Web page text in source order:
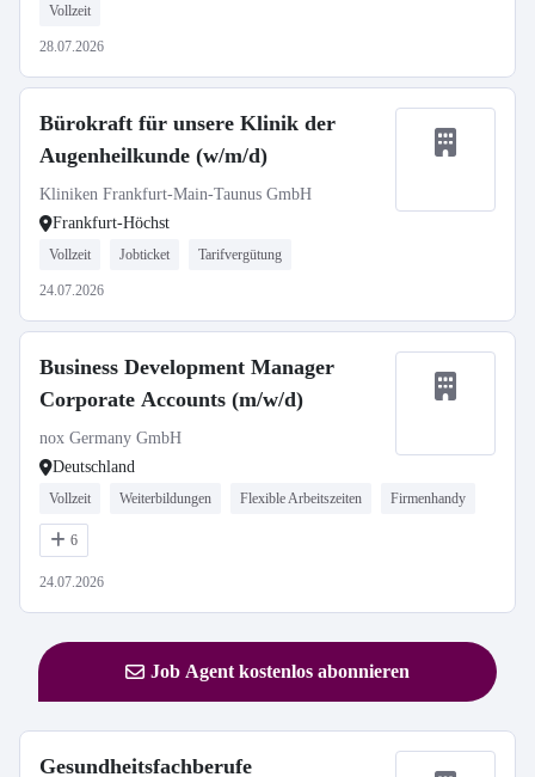
Vollzeit
28.07.2026
Bürokraft für unsere Klinik der
Augenheilkunde (w/m/d)
Kliniken Frankfurt-Main-Taunus GmbH
Frankfurt-Höchst
Vollzeit Jobticket Tarifvergütung
24.07.2026
Business Development Manager
Corporate Accounts (m/w/d)
nox Germany GmbH
Deutschland
Vollzeit Weiterbildungen Flexible Arbeitszeiten Firmenhandy
6
24.07.2026
Job Agent kostenlos abonnieren
Gesundheitsfachberufe